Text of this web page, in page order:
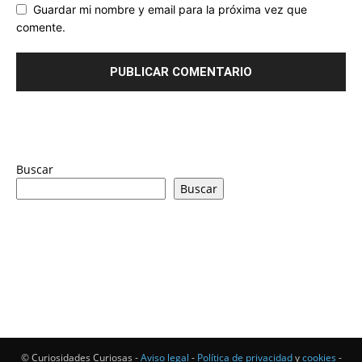
Guardar mi nombre y email para la próxima vez que
comente.
Buscar
Buscar
© Curiosidades Curiosas -Aviso legal - Política de privacidadycookies -